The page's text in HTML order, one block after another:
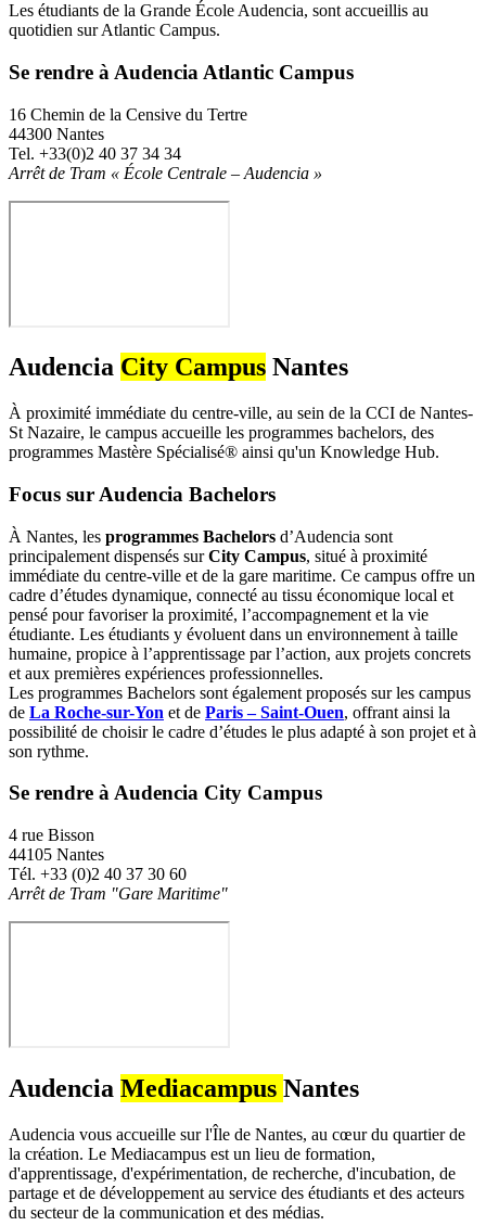
Les étudiants de la Grande École Audencia, sont accueillis au
quotidien sur Atlantic Campus.
Se rendre à Audencia Atlantic Campus
16 Chemin de la Censive du Tertre
44300 Nantes
Tel. +33(0)2 40 37 34 34
Arrêt de Tram « École Centrale – Audencia »
Audencia City Campus Nantes
À proximité immédiate du centre-ville, au sein de la CCI de Nantes-
St Nazaire, le campus accueille les programmes bachelors, des
programmes Mastère Spécialisé® ainsi qu'un Knowledge Hub.
Focus sur Audencia Bachelors
À Nantes, les programmes Bachelors d’Audencia sont
principalement dispensés surCity Campus, situé à proximité
immédiate du centre-ville et de la gare maritime. Ce campus offre un
cadre d’études dynamique, connecté au tissu économique local et
pensé pour favoriser la proximité, l’accompagnement et la vie
étudiante. Les étudiants y évoluent dans un environnement à taille
humaine, propice à l’apprentissage par l’action, aux projets concrets
et aux premières expériences professionnelles.
Les programmes Bachelors sont également proposés sur les campus
de La Roche-sur-Yon et de Paris – Saint-Ouen, offrant ainsi la
possibilité de choisir le cadre d’études le plus adapté à son projet et à
son rythme.
Se rendre à Audencia City Campus
4 rue Bisson
44105 Nantes
Tél. +33 (0)2 40 37 30 60
Arrêt de Tram "Gare Maritime"
Audencia Mediacampus Nantes
Audencia vous accueille sur l'Île de Nantes, au cœur du quartier de
la création. Le Mediacampus est un lieu de formation,
d'apprentissage, d'expérimentation, de recherche, d'incubation, de
partage et de développement au service des étudiants et des acteurs
du secteur de la communication et des médias.